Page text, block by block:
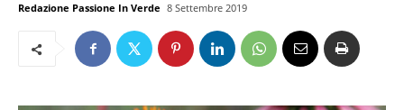
Redazione Passione In Verde 8 Settembre 2019